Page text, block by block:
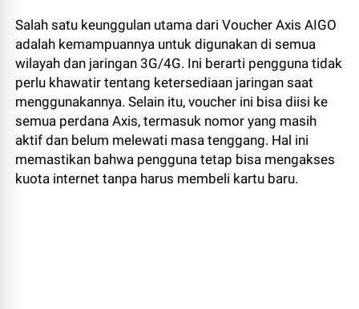
Salah satu keunggulan utama dari Voucher Axis AIGO
adalah kemampuannya untuk digunakan di semua
wilayah dan jaringan 3G/4G. Ini berarti pengguna tidak
perlu khawatir tentang ketersediaan jaringan saat
menggunakannya. Selain itu, voucher ini bisa diisi ke
semua perdana Axis, termasuk nomor yang masih
aktif dan belum melewati masa tenggang. Hal ini
memastikan bahwa pengguna tetap bisa mengakses
kuota internet tanpa harus membeli kartu baru.